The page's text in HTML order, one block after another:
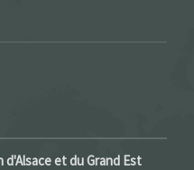
et du Grand Est